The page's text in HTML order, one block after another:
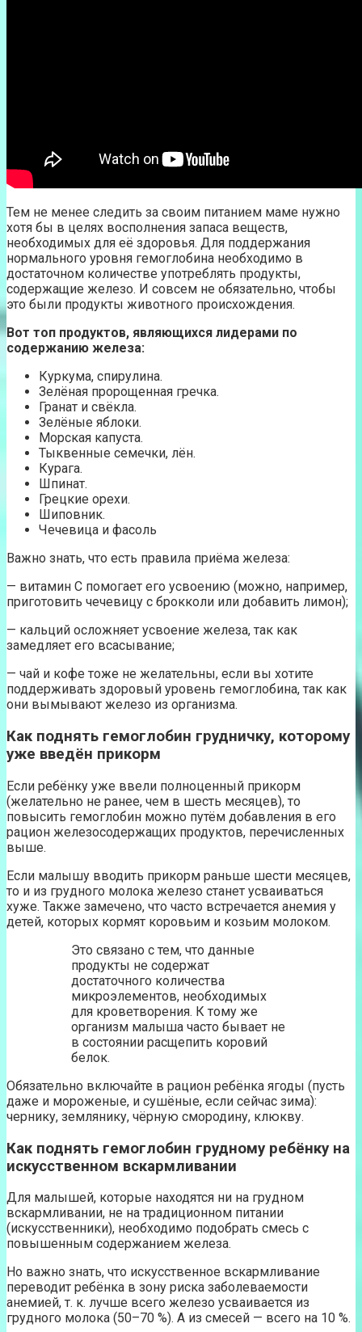
Тем не менее следить за своим питанием маме нужно
хотя бы в целях восполнения запаса веществ,
необходимых для её здоровья. Для поддержания
нормального уровня гемоглобина необходимо в
достаточном количестве употреблять продукты,
содержащие железо. И совсем не обязательно, чтобы
это были продукты животного происхождения.
Вот топ продуктов, являющихся лидерами по
содержанию железа:
Куркума, спирулина.
Зелёная пророщенная гречка.
Гранат и свёкла.
Зелёные яблоки.
Морская капуста.
Тыквенные семечки, лён.
Курага.
Шпинат.
Грецкие орехи.
Шиповник.
Чечевица и фасоль
Важно знать, что есть правила приёма железа:
— витамин С помогает его усвоению (можно, например,
приготовить чечевицу с брокколи или добавить лимон);
— кальций осложняет усвоение железа, так как
замедляет его всасывание;
— чай и кофе тоже не желательны, если вы хотите
поддерживать здоровый уровень гемоглобина, так как
они вымывают железо из организма.
Как поднять гемоглобин грудничку, которому
уже введён прикорм
Если ребёнку уже ввели полноценный прикорм
(желательно не ранее, чем в шесть месяцев), то
повысить гемоглобин можно путём добавления в его
рацион железосодержащих продуктов, перечисленных
выше.
Если малышу вводить прикорм раньше шести месяцев,
то и из грудного молока железо станет усваиваться
хуже. Также замечено, что часто встречается анемия у
детей, которых кормят коровьим и козьим молоком.
Это связано с тем, что данные
продукты не содержат
достаточного количества
микроэлементов, необходимых
для кроветворения. К тому же
организм малыша часто бывает не
в состоянии расщепить коровий
белок.
Обязательно включайте в рацион ребёнка ягоды (пусть
даже и мороженые, и сушёные, если сейчас зима):
чернику, землянику, чёрную смородину, клюкву.
Как поднять гемоглобин грудному ребёнку на
искусственном вскармливании
Для малышей, которые находятся ни на грудном
вскармливании, не на традиционном питании
(искусственники), необходимо подобрать смесь с
повышенным содержанием железа.
Но важно знать, что искусственное вскармливание
переводит ребёнка в зону риска заболеваемости
анемией, т. к. лучше всего железо усваивается из
грудного молока (50–70 %). А из смесей — всего на 10 %.